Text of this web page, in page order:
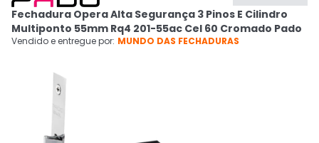
Cupons
Ativar tradutor em libras
CADASTRE-SE
Fechadura Opera Alta Segurança 3 Pinos E Cilindro
Multiponto 55mm Rq4 201-55ac Cel 60 Cromado Pado
Vendido e entregue por: MUNDO DAS FECHADURAS